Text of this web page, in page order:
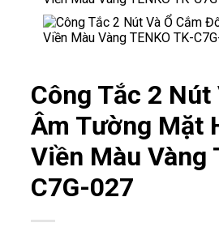
Công Tắc 2
Âm Tường Mặt
Viền Màu Vàng
C7G-027